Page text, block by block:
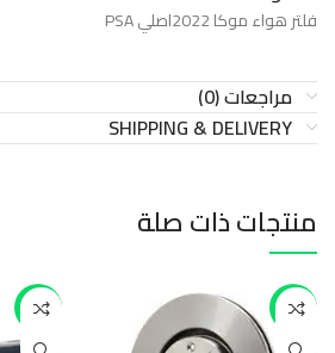
فلتر هواء موكا 2022اصلي PSA
مراجعات (0)
SHIPPING & DELIVERY
منتجات ذات صلة
-40%
-47%